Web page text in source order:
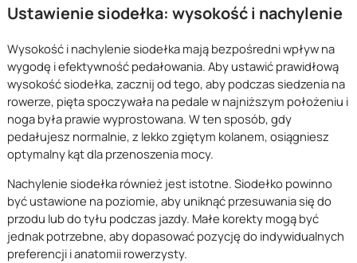
Ustawienie siodełka: wysokość i nachylenie
Wysokość i nachylenie siodełka mają bezpośredni wpływ na
wygodę i efektywność pedałowania. Aby ustawić prawidłową
wysokość siodełka, zacznij od tego, aby podczas siedzenia na
rowerze, pięta spoczywała na pedale w najniższym położeniu i
noga była prawie wyprostowana. W ten sposób, gdy
pedałujesz normalnie, z lekko zgiętym kolanem, osiągniesz
optymalny kąt dla przenoszenia mocy.
Nachylenie siodełka również jest istotne. Siodełko powinno
być ustawione na poziomie, aby uniknąć przesuwania się do
przodu lub do tyłu podczas jazdy. Małe korekty mogą być
jednak potrzebne, aby dopasować pozycję do indywidualnych
preferencji i anatomii rowerzysty.